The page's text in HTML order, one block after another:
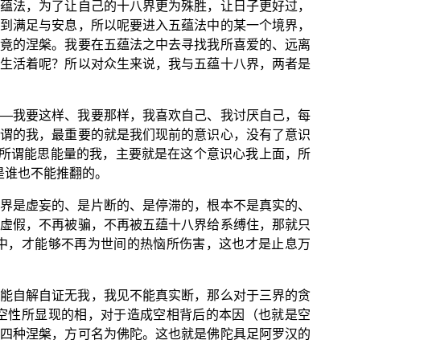
，为了让自己的十八界更为殊胜，让日子更好过，
足与安息，所以呢要进入五蕴法中的某一个境界，
的涅槃。我要在五蕴法之中去寻找我所喜爱的、远离
活着呢？所以对众生来说，我与五蕴十八界，两者是
要这样、我要那样，我喜欢自己、我讨厌自己，每
的我，最重要的就是我们现前的意识心，没有了意识
谓能思能量的我，主要就是在这个意识心我上面，所
也不能推翻的。
虚妄的、是片断的、是停滞的，根本不是真实的、
假，不再被骗，不再被五蕴十八界给系缚住，那就只
才能够不再为世间的热恼所伤害，这也才是止息万
自解自证无我，我见不能真实断，那么对于三界的贪
所显现的相，对于造成空相背后的本因（也就是空
种涅槃，方可名为佛陀。这也就是佛陀具足阿罗汉的